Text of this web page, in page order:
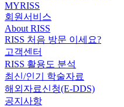
MYRISS
회원서비스
About RISS
RISS 처음 방문 이세요?
고객센터
RISS 활용도 분석
최신/인기 학술자료
해외자료신청(E-DDS)
공지사항